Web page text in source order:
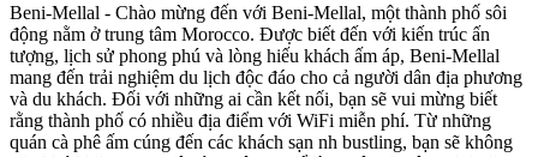
Beni-Mellal - Chào mừng đến với Beni-Mellal, một thành phố sôi
động nằm ở trung tâm Morocco. Được biết đến với kiến trúc ấn
tượng, lịch sử phong phú và lòng hiếu khách ấm áp, Beni-Mellal
mang đến trải nghiệm du lịch độc đáo cho cả người dân địa phương
và du khách. Đối với những ai cần kết nối, bạn sẽ vui mừng biết
rằng thành phố có nhiều địa điểm với WiFi miễn phí. Từ những
quán cà phê ấm cúng đến các khách sạn nh bustling, bạn sẽ không